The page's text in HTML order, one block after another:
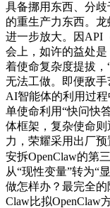
具备挪用东西、分
的重生产力东西。
进一步放大。因API
会上，如许的益处
着使命复杂度提拔
无法工做。即便敌
AI智能体的利用过
单使命利用“快问快
体框架，复杂使命
力，荣耀采用出厂
安拆OpenClaw的第
从“现性变量”转为“
做怎样办？最完全
Claw比拟OpenClaw